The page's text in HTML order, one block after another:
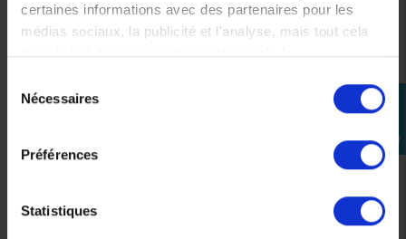
certaines informations avec des partenaires pour les
médias sociaux, la publicité et l'analyse, mais tout cela
dans le but de rendre votre visite géniale !
Nécessaires
Préférences
Statistiques
perm_identity
connecter
13/14 Ans